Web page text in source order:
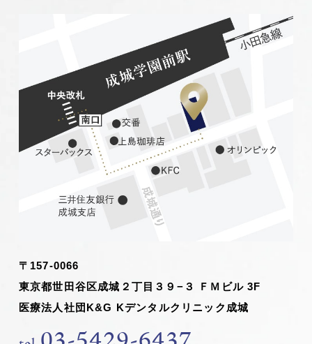
〒157-0066
東京都世田谷区成城２丁目３９−３ ＦＭビル 3F
医療法人社団K&G Kデンタルクリニック成城